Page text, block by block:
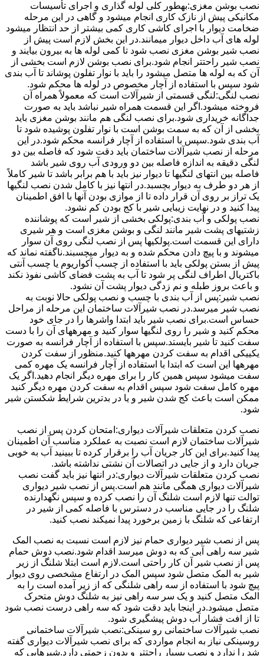
نصب بوشن مغزی:بهطور کلی لوله گذاری و اجرای تأسیسات
مکانیکی پیش از نازک کاری انجام میشود و گاهی در این مرحله
ضخامت دیوار با اجرای کاشی کاری کمی بیشتر از حد انتظار میشود
لوله های آب داخل دیوار میمانند.در این بخش لازم است پیش از
نصب شیر بوشن مغزی نصب شود تا کمی لوله ها به بیرون بیایند و
نصب شیر راحتتر انجام شود.برای نصب بوشن لازم است بخشی از
آن که به لوله ها متصل میشود را باید با نوار تفلون پوشاند تا آب بندی
شود سپس با استفاده از آچار مخصوص در لوله ها محکم شود.
نصب لنگی:لنگی قسمتی از شیرآلات است که معمولاً همراه آن
فروخته میشود.اگر این قسمت همراه شیر نباشد باید به صورت
جداگانه خریداری شود.برای نصب لنگی هم مانند بوشن مغزی باید
بخشی از آن که به سمت بوشن است با نوار تفلون پوشیده شود تا
آب بندی شود.سپس با استفاده از آچار فرانسه محکم شود.در این
مرحله از نصب شیرآلات ساختمان باید دقت شود که فاصله بین دو
لنگی دقیقه به اندازه فاصله بین دو ورودی آب روی شیر باشد
فاصله بین انتهای لنگیها تا دیوار نیز باید با هم برابر باشد تا شیر کاملاً
از هر دو طرف به دیوار بچسبد.در انتها نیز با کامل شدن نصب لنگیها
یک تراز بر روی آن قرار داده تا از موازی بودن آنها با افق اطمینان
پیدا کنید و در نهایت زیبایی شیر با کج بودن کم نشود.
نصب پولکی و آب بندی:پولکی بخشی از شیر است که پوشاننده
زشتیهای پشت شیر مانند لنگی و بوشن مغزی است و هر شیری
دارای این قسمت است.پولکیها پس از نصب لنگی روی آن سوار
میشوند و با پیچ دادن محکم شده و به دیوار میچسبند.ناگفته نماند که
پیش از بستن پولکی باید با استفاده از چسب آکواریوم یا چسب آنتی
باکتریال اطراف لنگی پر شود تا آب به پشت فضای کاشی نفوذ نکند
و باعث بروز طبله و نم زدگی دیوار پشت آن نشود.
نصب شیر:پس از آب بندی با چسب و نصب پولکی حالا نوبت به
نصب شیر میرسد.در نصب شیرآلات ساختمان این مرحله از مراحل
حساس است.برای نصب شیر باید ابتدا واشرها را در جای خود
محکم کنید و شیر را روی لنگیها سوار کنید و مهرههای آن را با دست
سفت کنید تا شیر بایستد.سپس با استفاده از آچار فرانسه به صورت
یکییکی اقدام به سفت کردن مهرهها کنید.منظور از سفت کردن
مهرهها این است که ابتدا با استفاده از آچار فرانسه یک مهره کمی
سفت میشود سپس همین کار را برای مهره دیگر انجام دهید.اگر یک
مهره کامل سفت شود سپس اقدام به سفت کردن مهره دیگر کنید
ممکن است باعث کج شدن شیر و یا در بدترین شرایط شکستن شیر
شود.
نصب کردن متعلقات شیرآلات دیواری:امتحان کردن پس از نصب
شیرآلات ساختمان لازم است نصبت به عملکرد مناسب آن اطمینان
پیدا کنید.برای این کار جریان آب را برقرار کرده تا ببینید آب به خوبی
جریان دارد و از جایی در اتصالات آن نشتی نداشته باشد.
نصب کردن متعلقات شیرآلات دیواری:در انتها نیز باید گفت نصب
شیرآلات دیواری همگی مانند هم است.پس از نصب شیر دیواری
توالت تنها لازم است شلنگ آن را نصب کرده و سپس نگهدارنده
شلنگ را در جایی مناسب در دسترس با فاصله کمی از شیر در
ارتفاعی که شلنگ با زمین برخورد پیدا نمیکند نصب کنید.
پس از نصب شیر دیواری حمام نیز لازم است نسبت به نصب المک
شیر سه راهی آبی که به دوش میرسد اقدام شود.نصب دوش حمام
پس از نصب شیر آن کار راحتی است.لازم است ابتلا شلنگ از زیر
شیر به المک متصل شود سپس المک در ارتفاع مشخصی روی دیوار
پیچ شود با استفاده از سه راهی شلنگی که از زیر آمده است را به
المک متصل کنید و یک سر سه راهی نیز به شلنگ دوش متحرک
متصل میشود.در اینجا باید دقت شود که سه راهی درست نصب شود
تا از افت فشار آب دوش پیشگیری شود.
نصب شیرآلات ساختمانی رو سینکی:نصب شیرآلات ساختمانی
روسینکی نیاز به انجام مواردی که برای نصب شیرآلات دیواری گفته
شد را ندارد و نصب بسیار راحتتر و بدون زحمتی دارد.شیرهایی که